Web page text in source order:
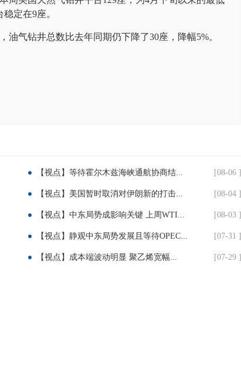
定在9座。
气钻井总数比去年同期仍下降了30座，降幅5%。
【视点】等待霍尔木兹海峡通航协商结... [08-06 ]
【视点】美国暂时取消对伊朗新的打击... [08-04 ]
【视点】中东局势成影响关键 上周WTI... [08-03 ]
【视点】静观中东局势发展且等待OPEC... [07-31 ]
【视点】成本端波动明显 聚乙烯宽幅... [07-29 ]